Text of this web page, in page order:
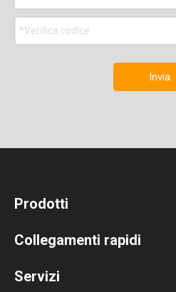
Invia
Prodotti
Collegamenti rapidi
Servizi